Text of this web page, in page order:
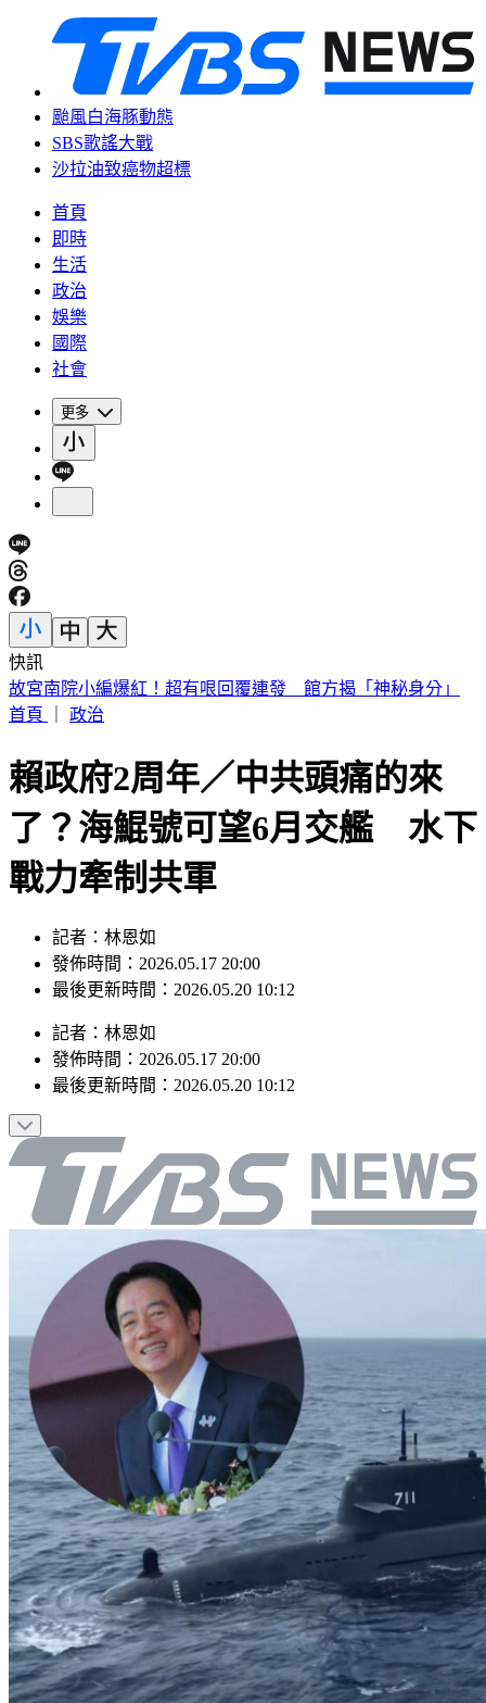
颱風白海豚動態
SBS歌謠大戰
沙拉油致癌物超標
首頁
即時
生活
政治
娛樂
國際
社會
更多
快訊
外傳石崇良辭衛福部長？政院回應了：無相關討論
首頁
政治
賴政府2周年／中共頭痛的來
了？海鯤號可望6月交艦 水下
戰力牽制共軍
記者：林恩如
發佈時間：2026.05.17 20:00
最後更新時間：2026.05.20 10:12
記者 ： 林恩如
發佈時間： 2026.05.17 20:00
最後更新時間： 2026.05.20 10:12